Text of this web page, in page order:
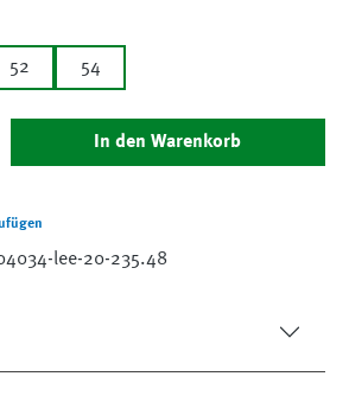
52 54
Gib den gewünschten Wert
In den Warenkorb
lee-20-235.48